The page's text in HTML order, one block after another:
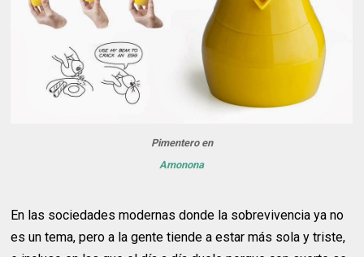
Pimentero en
Amonona
En las sociedades modernas donde la sobrevivencia ya no
es un tema, pero a la gente tiende a estar más sola y triste,